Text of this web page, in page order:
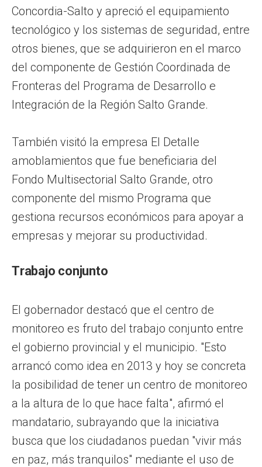
Concordia-Salto y apreció el equipamiento
tecnológico y los sistemas de seguridad, entre
otros bienes, que se adquirieron en el marco
del componente de Gestión Coordinada de
Fronteras del Programa de Desarrollo e
Integración de la Región Salto Grande.
También visitó la empresa El Detalle
amoblamientos que fue beneficiaria del
Fondo Multisectorial Salto Grande, otro
componente del mismo Programa que
gestiona recursos económicos para apoyar a
empresas y mejorar su productividad.
Trabajo conjunto
El gobernador destacó que el centro de
monitoreo es fruto del trabajo conjunto entre
el gobierno provincial y el municipio. "Esto
arrancó como idea en 2013 y hoy se concreta
la posibilidad de tener un centro de monitoreo
a la altura de lo que hace falta", afirmó el
mandatario, subrayando que la iniciativa
busca que los ciudadanos puedan "vivir más
en paz, más tranquilos" mediante el uso de